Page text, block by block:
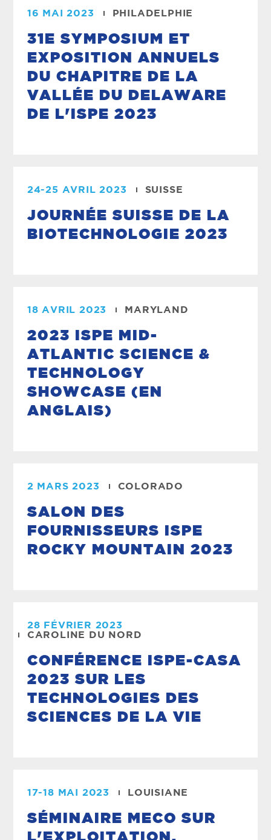
16 MAI 2023 PHILADELPHIE
31E SYMPOSIUM ET
EXPOSITION ANNUELS
DU CHAPITRE DE LA
VALLÉE DU DELAWARE
DE L'ISPE 2023
24-25 AVRIL 2023 SUISSE
JOURNÉE SUISSE DE LA
BIOTECHNOLOGIE 2023
18 AVRIL 2023 MARYLAND
2023 ISPE MID-
ATLANTIC SCIENCE &
TECHNOLOGY
SHOWCASE (EN
ANGLAIS)
2 MARS 2023 COLORADO
SALON DES
FOURNISSEURS ISPE
ROCKY MOUNTAIN 2023
28 FÉVRIER 2023
CAROLINE DU NORD
CONFÉRENCE ISPE-CASA
2023 SUR LES
TECHNOLOGIES DES
SCIENCES DE LA VIE
17-18 MAI 2023 LOUISIANE
SÉMINAIRE MECO SUR